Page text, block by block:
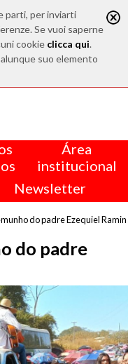
parti, per inviarti
Se vuoi saperne
cookie clicca qui.
suo elemento
Área
institucional
Newsletter
do padre Ezequiel Ramin
do padre